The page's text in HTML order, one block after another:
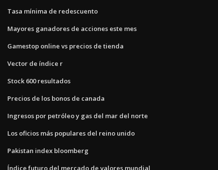
Tasa mínima de redescuento
Mayores ganadores de acciones este mes
Gamestop online vs precios de tienda
Vector de índice r
Stock 600 resultados
Precios de los bonos de canada
Ingresos por petróleo y gas del mar del norte
Los oficios más populares del reino unido
Pakistan index bloomberg
Índice futuro del mercado de valores mundial